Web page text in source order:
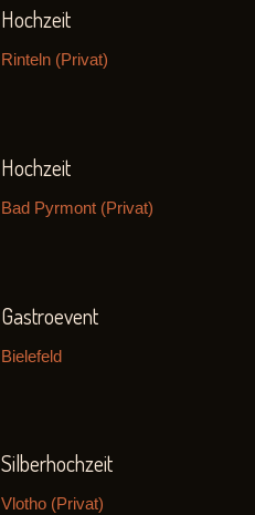
Hochzeit
Rinteln (Privat)
Hochzeit
Bad Pyrmont (Privat)
Gastroevent
Bielefeld
Silberhochzeit
Vlotho (Privat)